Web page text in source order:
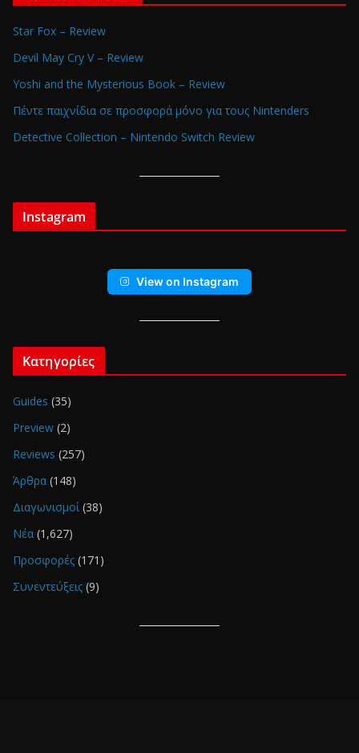
Star Fox – Review
Devil May Cry V – Review
Yoshi and the Mysterious Book – Review
Πέντε παιχνίδια σε προσφορά μόνο για τους Nintenders
Detective Collection – Nintendo Switch Review
Instagram
View on Instagram
Κατηγορίες
Guides (35)
Preview (2)
Reviews (257)
Άρθρα (148)
Διαγωνισμοί (38)
Νέα (1,627)
Προσφορές (171)
Συνεντεύξεις (9)